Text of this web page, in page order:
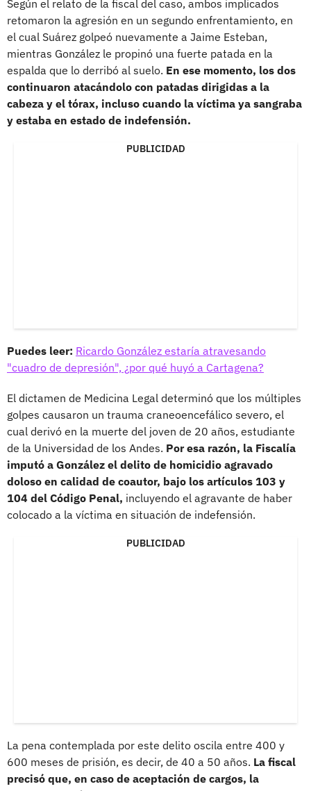
Según el relato de la fiscal del caso, ambos implicados
retomaron la agresión en un segundo enfrentamiento, en
el cual Suárez golpeó nuevamente a Jaime Esteban,
mientras González le propinó una fuerte patada en la
espalda que lo derribó al suelo. En ese momento, los dos
continuaron atacándolo con patadas dirigidas a la
cabeza y el tórax, incluso cuando la víctima ya sangraba
y estaba en estado de indefensión.
PUBLICIDAD
Puedes leer: Ricardo González estaría atravesando
"cuadro de depresión", ¿por qué huyó a Cartagena?
El dictamen de Medicina Legal determinó que los múltiples
golpes causaron un trauma craneoencefálico severo, el
cual derivó en la muerte del joven de 20 años, estudiante
de la Universidad de los Andes. Por esa razón, la Fiscalía
imputó a González el delito de homicidio agravado
doloso en calidad de coautor, bajo los artículos 103 y
104 del Código Penal, incluyendo el agravante de haber
colocado a la víctima en situación de indefensión.
PUBLICIDAD
La pena contemplada por este delito oscila entre 400 y
600 meses de prisión, es decir, de 40 a 50 años. La fiscal
precisó que, en caso de aceptación de cargos, la